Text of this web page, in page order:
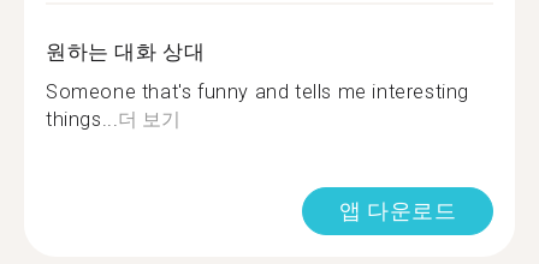
원하는 대화 상대
Someone that's funny and tells me interesting
things...더 보기
앱 다운로드